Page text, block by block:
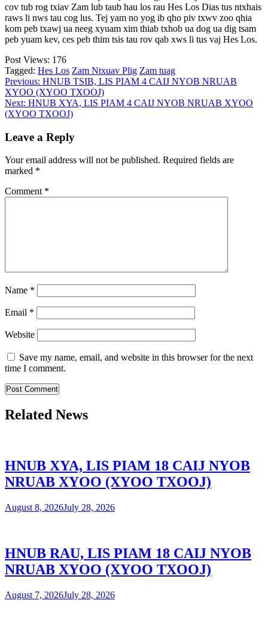
cov tub rog txiav Zam lub taub hau los rau Hes Los Dias tus ntxhais
raws li nws tau cog lus. Tej yam no yog ib qho piv txwv zoo qhia
kom peb txawj ua neeg xyuam xim thiab txhob ua dog ua dig tsam
peb yuam kev, ces peb thim tsis tau rov qab xws li tus vaj Hes Los.
Post Views: 176
Tagged: Hes Los Zam Ntxuav Plig Zam tuag
Post
navigation
Previous: HNUB TSIB, LIS PIAM 4 CAIJ NYOB NRUAB
XYOO (XYOO TXOOJ)
Next: HNUB XYA, LIS PIAM 4 CAIJ NYOB NRUAB XYOO
(XYOO TXOOJ)
Leave a Reply
Your email address will not be published. Required fields are
marked *
Comment *
Name *
Email *
Website
Save my name, email, and website in this browser for the next
time I comment.
Related News
HNUB XYA, LIS PIAM 18 CAIJ NYOB
NRUAB XYOO (XYOO TXOOJ)
August 8, 2026July 28, 2026
HNUB RAU, LIS PIAM 18 CAIJ NYOB
NRUAB XYOO (XYOO TXOOJ)
August 7, 2026July 28, 2026